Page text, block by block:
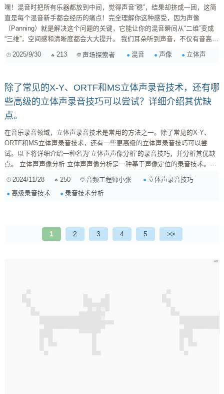
嘿！混音时把所有乐器都放到中间，觉得声音“稳”，结果却挤成一团，这简
直是每个混音新手都会经历的痛点！完全理解你这种感受，因为声像
（Panning）就是解决这个问题的关键，它能让你的混音瞬间从“二维”变成
“三维”，空间感和清晰度都会大大提升。 我们耳朵听到声音，不仅有音高、
响度、音色这些维度，还有一个重要的维度就是“空间”。立体声混音的核
心，就是利用左右两个声道，模拟声音在真实空间中的位置感，让每个乐器
有演员都站在舞台中央，虽然很“稳”，但谁也看不清谁，也分不清主次。 那
么，对于你提到的鼓、贝斯...
2025/9/30 213 声场探索者 混音 声像 立体声
除了常见的X-Y、ORTF和MS立体声录音技术，还有哪
些高级的立体声录音技巧可以尝试？详细介绍其优缺
点。
在音乐录音领域，立体声录音技术是常用的方法之一。除了常见的X-Y、
ORTF和MS立体声录音技术，还有一些更高级的立体声录音技巧可以尝
试。以下将详细介绍一种名为‘立体声声像分析’的录音技巧，并分析其优缺
点。 立体声声像分析 立体声声像分析是一种基于声像定位的录音技术。它
合。这种技术可以提供更精确的声像定位，使得听众能够更清晰地感受到音
乐的空间感。 优点 精确的声像定位 ：立体声声像分析可以精确地定位声
2024/11/28 250 音频工程师小张
立体声录音技巧
高级录音技术
录音技术分析
1 2 3 4 5 >>